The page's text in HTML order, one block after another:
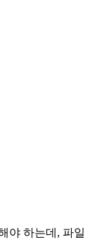
야 하는데, 파일